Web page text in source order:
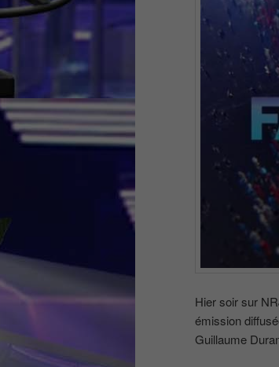
Hier soir sur
émission
Guillaume